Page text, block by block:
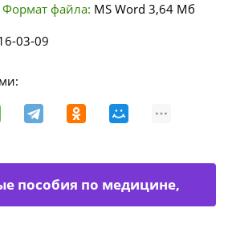
Формат файла: MS Word 3,64 Мб
03-09
пособия по медицине,